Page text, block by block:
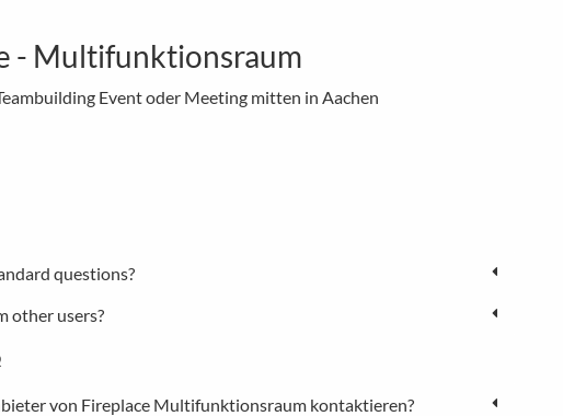
- Multifunktionsraum
Event oder Meeting mitten in Aachen
questions?
other users?
von Fireplace Multifunktionsraum kontaktieren?